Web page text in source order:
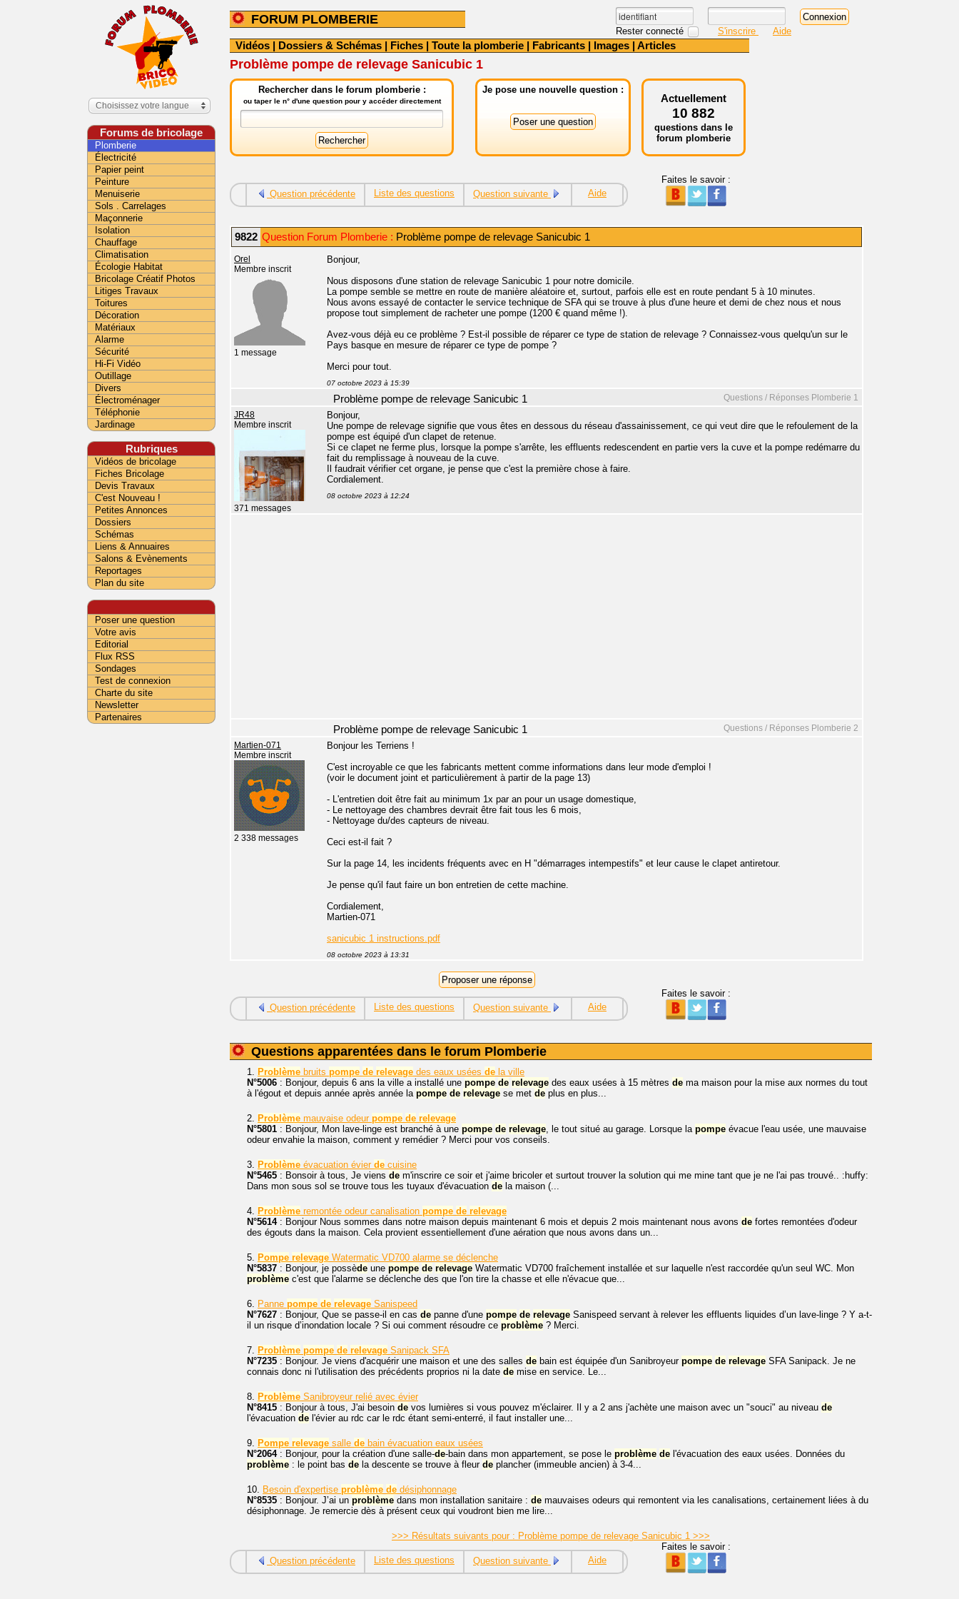
FORUM PLOMBERIE
Rester connecté S'inscrire Aide
Vidéos | Dossiers & Schémas | Fiches | Toute la plomberie | Fabricants | Images | Articles
Problème pompe de relevage Sanicubic 1
Rechercher dans le forum plomberie :
ou taper le n° d'une question pour y accéder directement
Je pose une nouvelle question :
Actuellement
10 882
questions dans le
forum plomberie
Question précédente Liste des questions Question suivante Aide
Faites le savoir :
9822 Question Forum Plomberie : Problème pompe de relevage Sanicubic 1
Orel
Membre inscrit
1 message
Bonjour,
Nous disposons d'une station de relevage Sanicubic 1 pour notre domicile.
La pompe semble se mettre en route de manière aléatoire et, surtout, parfois elle est en route pendant 5 à 10 minutes.
Nous avons essayé de contacter le service technique de SFA qui se trouve à plus d'une heure et demi de chez nous et nous
propose tout simplement de racheter une pompe (1200 € quand même !).
Avez-vous déjà eu ce problème ? Est-il possible de réparer ce type de station de relevage ? Connaissez-vous quelqu'un sur le
Pays basque en mesure de réparer ce type de pompe ?
Merci pour tout.
07 octobre 2023 à 15:39
Questions / Réponses Plomberie 1
Problème pompe de relevage Sanicubic 1
JR48
Membre inscrit
371 messages
Bonjour,
Une pompe de relevage signifie que vous êtes en dessous du réseau d'assainissement, ce qui veut dire que le refoulement de la
pompe est équipé d'un clapet de retenue.
Si ce clapet ne ferme plus, lorsque la pompe s'arrête, les effluents redescendent en partie vers la cuve et la pompe redémarre du
fait du remplissage à nouveau de la cuve.
Il faudrait vérifier cet organe, je pense que c'est la première chose à faire.
Cordialement.
08 octobre 2023 à 12:24
Questions / Réponses Plomberie 2
Problème pompe de relevage Sanicubic 1
Martien-071
Membre inscrit
2 338 messages
Bonjour les Terriens !
C'est incroyable ce que les fabricants mettent comme informations dans leur mode d'emploi !
(voir le document joint et particulièrement à partir de la page 13)
- L'entretien doit être fait au minimum 1x par an pour un usage domestique,
- Le nettoyage des chambres devrait être fait tous les 6 mois,
- Nettoyage du/des capteurs de niveau.
Ceci est-il fait ?
Sur la page 14, les incidents fréquents avec en H "démarrages intempestifs" et leur cause le clapet antiretour.
Je pense qu'il faut faire un bon entretien de cette machine.
Cordialement,
Martien-071
sanicubic 1 instructions.pdf
08 octobre 2023 à 13:31
Question précédente Liste des questions Question suivante Aide
Faites le savoir :
Questions apparentées dans le forum Plomberie
1. Problème bruits pompe de relevage des eaux usées de la ville
N°5006 : Bonjour, depuis 6 ans la ville a installé une pompe de relevage des eaux usées à 15 mètres de ma maison pour la mise aux normes du tout
à l'égout et depuis année après année la pompe de relevage se met de plus en plus...
2. Problème mauvaise odeur pompe de relevage
N°5801 : Bonjour, Mon lave-linge est branché à une pompe de relevage, le tout situé au garage. Lorsque la pompe évacue l'eau usée, une mauvaise
odeur envahie la maison, comment y remédier ? Merci pour vos conseils.
3. Problème évacuation évier de cuisine
N°5465 : Bonsoir à tous, Je viens de m'inscrire ce soir et j'aime bricoler et surtout trouver la solution qui me mine tant que je ne l'ai pas trouvé.. :huffy:
Dans mon sous sol se trouve tous les tuyaux d'évacuation de la maison (...
4. Problème remontée odeur canalisation pompe de relevage
N°5614: Bonjour Nous sommes dans notre maison depuis maintenant 6 mois et depuis 2 mois maintenant nous avons de fortes remontées d'odeur
des égouts dans la maison. Cela provient essentiellement d'une aération que nous avons dans un...
5. Pompe relevage Watermatic VD700 alarme se déclenche
N°5837 : Bonjour, je possède une pompe de relevage Watermatic VD700 fraîchement installée et sur laquelle n'est raccordée qu'un seul WC. Mon
problème c'est que l'alarme se déclenche des que l'on tire la chasse et elle n'évacue que...
6. Panne pompe de relevage Sanispeed
N°7627 : Bonjour, Que se passe-il en cas de panne d'une pompe de relevage Sanispeed servant à relever les effluents liquides d’un lave-linge ? Y a-t-
il un risque d’inondation locale ? Si oui comment résoudre ce problème ? Merci.
7. Problème pompe de relevage Sanipack SFA
N°7235 : Bonjour. Je viens d'acquérir une maison et une des salles de bain est équipée d'un Sanibroyeur pompe de relevage SFA Sanipack. Je ne
connais donc ni l'utilisation des précédents proprios ni la date de mise en service. Le...
8. Problème Sanibroyeur relié avec évier
N°8415 : Bonjour à tous, J'ai besoin de vos lumières si vous pouvez m'éclairer. Il y a 2 ans j'achète une maison avec un "souci" au niveau de
l'évacuation de l'évier au rdc car le rdc étant semi-enterré, il faut installer une...
9. Pompe relevage salle de bain évacuation eaux usées
N°2064: Bonjour, pour la création d'une salle-de-bain dans mon appartement, se pose le problème de l'évacuation des eaux usées. Données du
problème : le point bas de la descente se trouve à fleur de plancher (immeuble ancien) à 3-4...
10. Besoin d'expertise problème de désiphonnage
N°8535 : Bonjour. J’ai un problème dans mon installation sanitaire : de mauvaises odeurs qui remontent via les canalisations, certainement liées à du
désiphonnage. Je remercie dès à présent ceux qui voudront bien me lire...
>>> Résultats suivants pour : Problème pompe de relevage Sanicubic 1 >>>
Question précédente Liste des questions Question suivante Aide
Faites le savoir :
Choisissez votre langue
Forums de bricolage
Plomberie
Électricité
Papier peint
Peinture
Menuiserie
Sols . Carrelages
Maçonnerie
Isolation
Chauffage
Climatisation
Écologie Habitat
Bricolage Créatif Photos
Litiges Travaux
Toitures
Décoration
Matériaux
Alarme
Sécurité
Hi-Fi Vidéo
Outillage
Divers
Électroménager
Téléphonie
Jardinage
Rubriques
Vidéos de bricolage
Fiches Bricolage
Devis Travaux
C'est Nouveau !
Petites Annonces
Dossiers
Schémas
Liens & Annuaires
Salons & Evènements
Reportages
Plan du site
Poser une question
Votre avis
Editorial
Flux RSS
Sondages
Test de connexion
Charte du site
Newsletter
Partenaires